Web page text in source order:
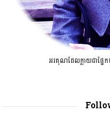
អរគុណដែលក្លាយជាផ្នែក